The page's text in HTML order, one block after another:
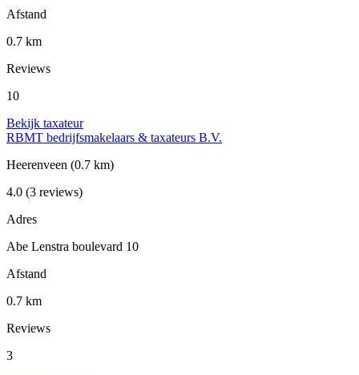
Afstand
0.7 km
Reviews
10
Bekijk taxateur
RBMT bedrijfsmakelaars & taxateurs B.V.
Heerenveen (0.7 km)
4.0 (3 reviews)
Adres
Abe Lenstra boulevard 10
Afstand
0.7 km
Reviews
3